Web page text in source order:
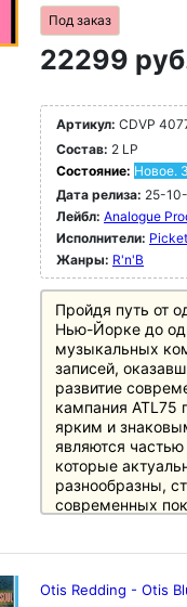
Под заказ
22299
Артикул: CDVP
Состав: 2 LP
Состояние: Новое.
Дата релиза: 25-
Лейбл: Analogue
Исполнители:
Жанры: R'n'B
Пройдя путь от
Нью-Йорке до
музыкальных
записей,
развитие
кампания
ярким и
являются
которые
разнообразны,
современных
году, стал
Уилсона
Otis Redding - Otis